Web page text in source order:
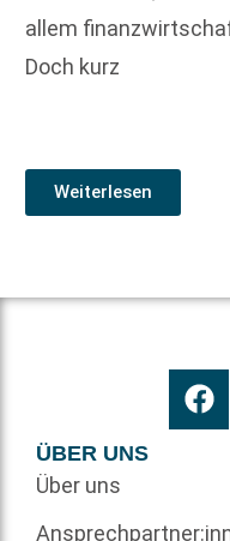
allem
Doch kurz
Weiterlesen
ÜBER UNS
Über uns